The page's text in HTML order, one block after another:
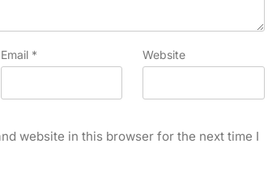
Email * Website
website in this browser for the next time I